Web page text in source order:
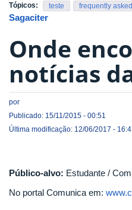
Tópicos: teste frequently
Sagaciter
Onde
notícias
por
Publicado: 15/11/2015 - 00:51
Última modificação: 12/06/2017 -
Público-alvo: Estudante /
No portal Comunica em: